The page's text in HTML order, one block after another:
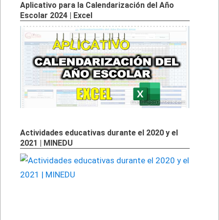
Aplicativo para la Calendarización del Año
Escolar 2024 | Excel
Actividades educativas durante el 2020 y el
2021 | MINEDU